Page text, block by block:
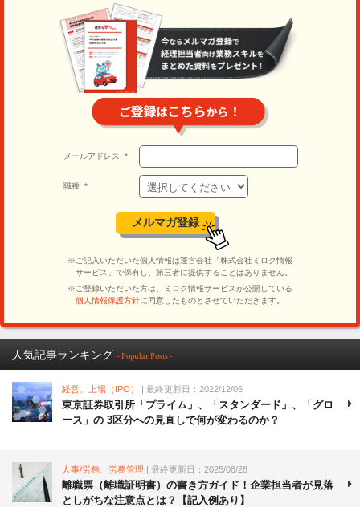
人気記事ランキング - Popular Posts -
経営、上場（IPO） | 最終更新日：2022/12/06
東京証券取引所「プライム」、「スタンダード」、「グロ
ース」の 3区分への見直しで何が変わるのか？
人事/労務、労務管理 | 最終更新日：2025/08/28
離職票（離職証明書）の書き方ガイド！企業担当者が見落
としがちな注意点とは？【記入例あり】